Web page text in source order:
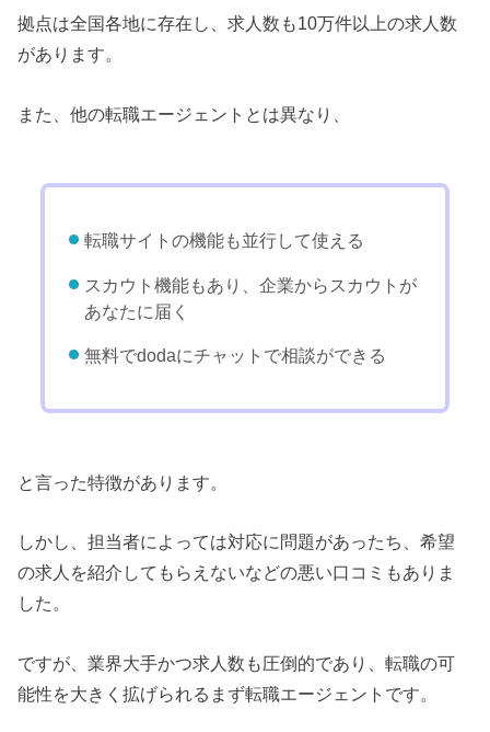
拠点は全国各地に存在し、求人数も10万件以上の求人数
があります。
また、他の転職エージェントとは異なり、
転職サイトの機能も並行して使える
スカウト機能もあり、企業からスカウトが
あなたに届く
無料でdodaにチャットで相談ができる
と言った特徴があります。
しかし、担当者によっては対応に問題があったち、希望
の求人を紹介してもらえないなどの悪い口コミもありま
した。
ですが、業界大手かつ求人数も圧倒的であり、転職の可
能性を大きく拡げられるまず転職エージェントです。